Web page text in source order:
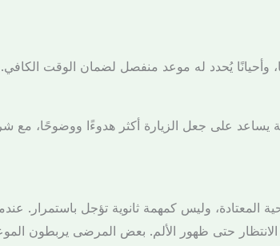
وأحيانًا يُحدد له موعد منفصل لضمان الوقت الكافي.
يساعد على جعل الزيارة أكثر هدوءًا ووضوحًا، مع
وليس كمهمة ثانوية تؤجل باستمرار.
حتى ظهور الألم. بعض المرضى يربطون